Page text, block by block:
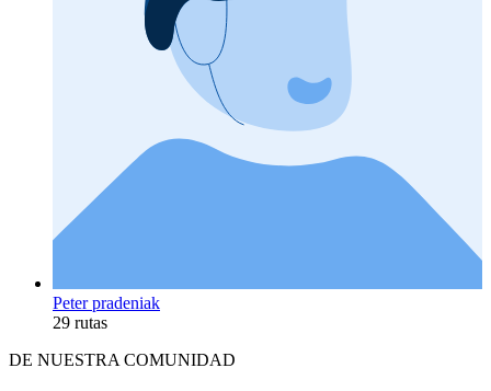
Peter pradeniak
29 rutas
DE NUESTRA COMUNIDAD